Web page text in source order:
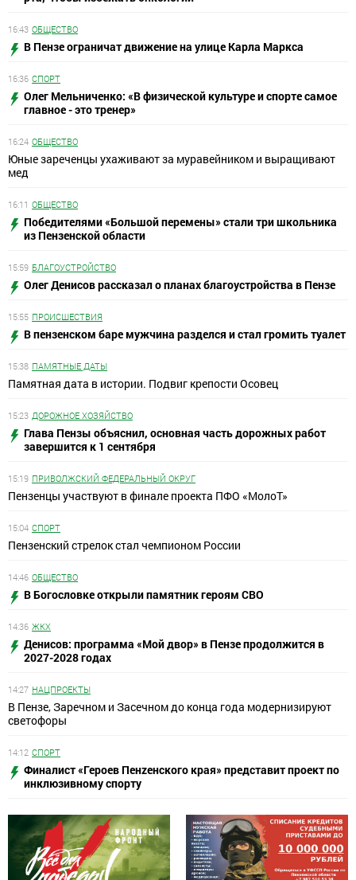
16:43 ОБЩЕСТВО
В Пензе ограничат движение на улице Карла Маркса
16:36 СПОРТ
Олег Мельниченко: «В физической культуре и спорте самое
главное - это тренер»
16:24 ОБЩЕСТВО
Юные зареченцы ухаживают за муравейником и выращивают
мед
16:11 ОБЩЕСТВО
Победителями «Большой перемены» стали три школьника
из Пензенской области
15:59 БЛАГОУСТРОЙСТВО
Олег Денисов рассказал о планах благоустройства в Пензе
15:55 ПРОИСШЕСТВИЯ
В пензенском баре мужчина разделся и стал громить туалет
15:38 ПАМЯТНЫЕ ДАТЫ
Памятная дата в истории. Подвиг крепости Осовец
15:23 ДОРОЖНОЕ ХОЗЯЙСТВО
Глава Пензы объяснил, основная часть дорожных работ
завершится к 1 сентября
15:19 ПРИВОЛЖСКИЙ ФЕДЕРАЛЬНЫЙ ОКРУГ
Пензенцы участвуют в финале проекта ПФО «МолоТ»
15:04 СПОРТ
Пензенский стрелок стал чемпионом России
14:46 ОБЩЕСТВО
В Богословке открыли памятник героям СВО
14:36 ЖКХ
Денисов: программа «Мой двор» в Пензе продолжится в
2027-2028 годах
14:27 НАЦПРОЕКТЫ
В Пензе, Заречном и Засечном до конца года модернизируют
светофоры
14:12 СПОРТ
Финалист «Героев Пенzенского края» представит проект по
инклюзивному спорту